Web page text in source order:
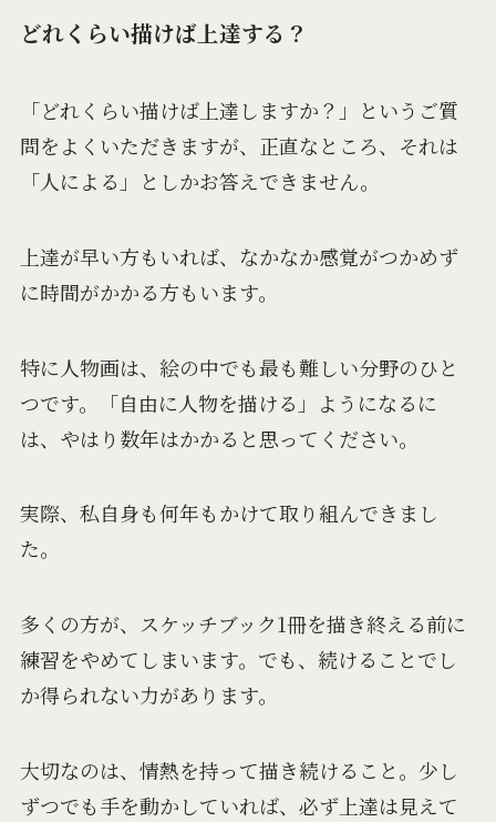
どれくらい描けば上達する？
「どれくらい描けば上達しますか？」というご質
問をよくいただきますが、正直なところ、それは
「人による」としかお答えできません。
上達が早い方もいれば、なかなか感覚がつかめず
に時間がかかる方もいます。
特に人物画は、絵の中でも最も難しい分野のひと
つです。「自由に人物を描ける」ようになるに
は、やはり数年はかかると思ってください。
実際、私自身も何年もかけて取り組んできまし
た。
多くの方が、スケッチブック1冊を描き終える前に
練習をやめてしまいます。でも、続けることでし
か得られない力があります。
大切なのは、情熱を持って描き続けること。少し
ずつでも手を動かしていれば、必ず上達は見えて